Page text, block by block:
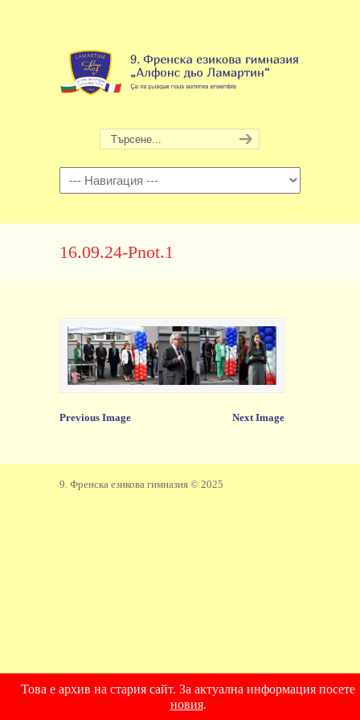
Навигация
16.09.24-Pnot.1
Previous Image Next Image
9. Френска езикова гимназия © 2025
Това е архив на стария сайт. За актуална информация посете
новия.